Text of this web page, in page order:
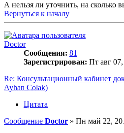
А нельзя ли уточнить, на сколько
Вернуться к началу
Doctor
Сообщения: 81
Зарегистрирован: Пт авг
Re: Консультационный кабинет
Ayhan Colak)
Цитата
Сообщение Doctor » Пн май 22,